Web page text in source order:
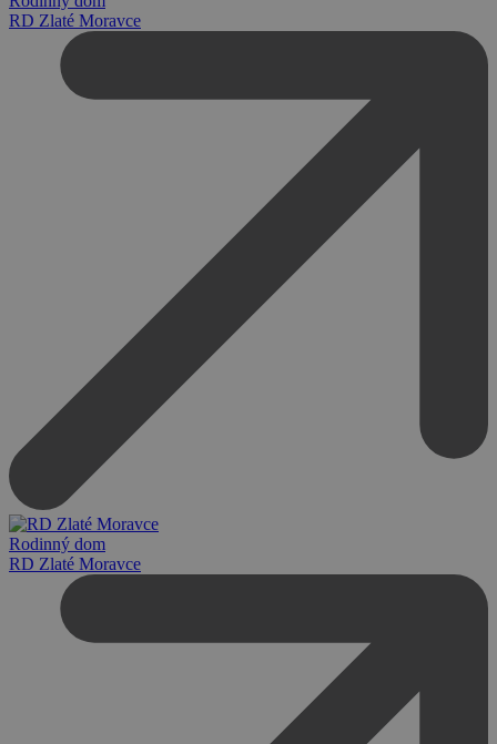
RD Zlaté Moravce
Rodinný dom
RD Zlaté Moravce